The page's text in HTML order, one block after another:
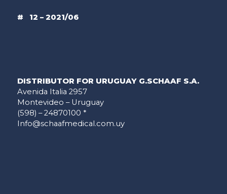
# 12 – 2021/06
DISTRIBUTOR FOR URUGUAY G.SCHAAF S.A.
Avenida Italia 2957
Montevideo – Uruguay
(598) – 24870100 *
Info@schaafmedical.com.uy